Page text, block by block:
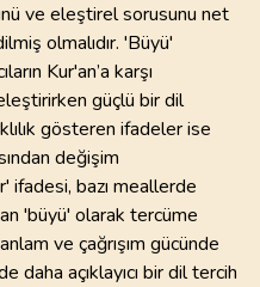
ve eleştirel sorusunu net
olmalıdır. 'Büyü'
Kur'an’a karşı
güçlü bir dil
gösteren ifadeler ise
değişim
ifadesi, bazı meallerde
'büyü' olarak tercüme
ve çağrışım gücünde
daha açıklayıcı bir dil tercih